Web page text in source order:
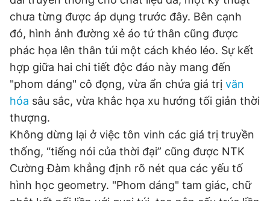
chưa từng được áp dụng trước đây. Bên cạnh
đó, hình ảnh đường xẻ áo tứ thân cũng được
phác họa lên thân túi một cách khéo léo. Sự kết
hợp giữa hai chi tiết độc đáo này mang đến
"phom dáng" cô đọng, vừa ẩn chứa giá trị văn
hóa sâu sắc, vừa khắc họa xu hướng tối giản thời
thượng.
Không dừng lại ở việc tôn vinh các giá trị truyền
thống, “tiếng nói của thời đại” cũng được NTK
Cường Đàm khẳng định rõ nét qua các yếu tố
hình học geometry. "Phom dáng" tam giác, chữ